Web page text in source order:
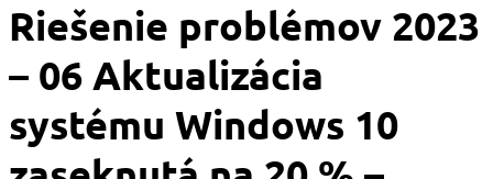
Riešenie problémov 2023
– 06 Aktualizácia
systému Windows 10